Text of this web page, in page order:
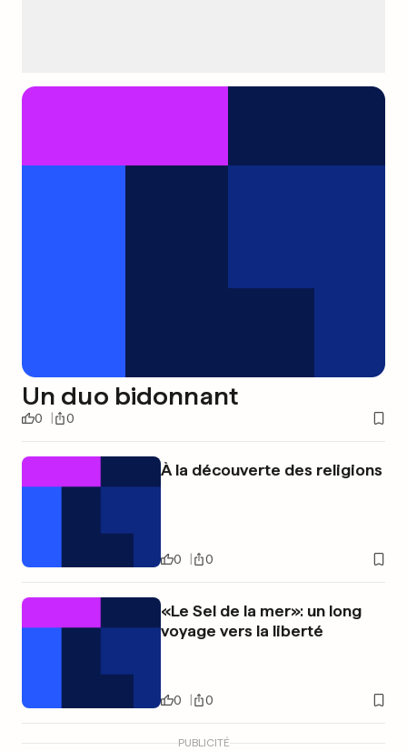
Un duo bidonnant
0 0
À la découverte des religions
0 0
«Le Sel de la mer»: un long
voyage vers la liberté
0 0
PUBLICITÉ